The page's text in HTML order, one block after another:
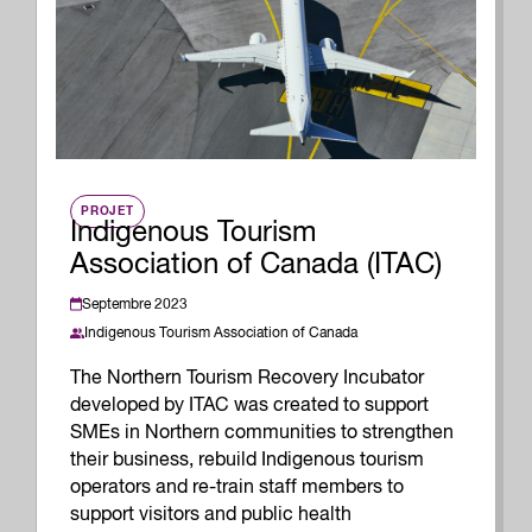
PROJET
Indigenous Tourism
Association of Canada (ITAC)
Septembre 2023
Indigenous Tourism Association of Canada
The Northern Tourism Recovery Incubator
developed by ITAC was created to support
SMEs in Northern communities to strengthen
their business, rebuild Indigenous tourism
operators and re-train staff members to
support visitors and public health